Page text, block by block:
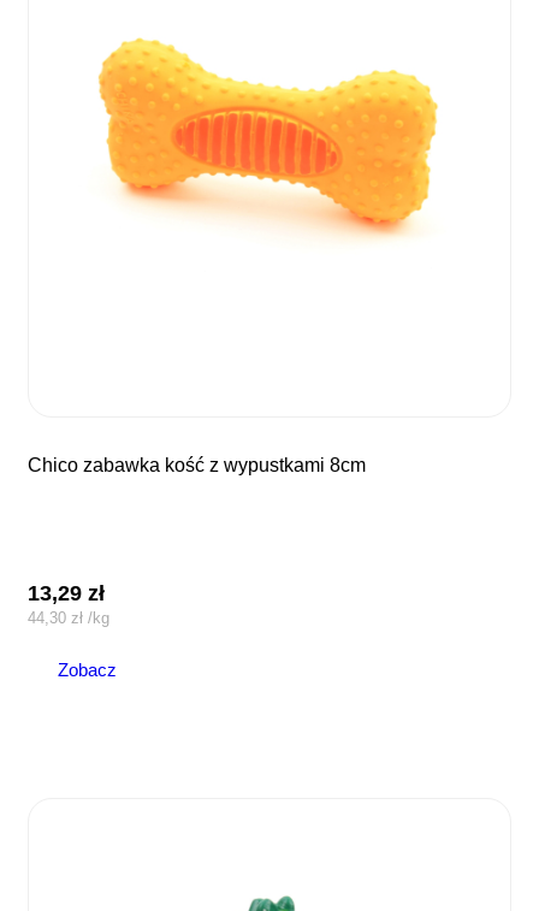
chico zabawka kość z wypustkami 8cm
13,29zł
44,30zł /kg
Zobacz